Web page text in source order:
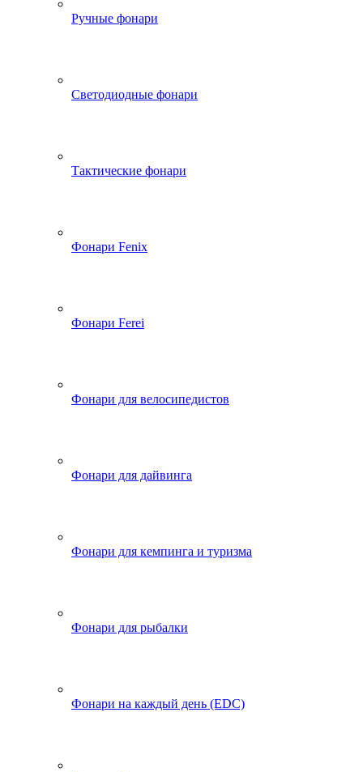
Ручные фонари
Светодиодные фонари
Тактические фонари
Фонари Fenix
Фонари Ferei
Фонари для велосипедистов
Фонари для дайвинга
Фонари для кемпинга и туризма
Фонари для рыбалки
Фонари на каждый день (EDC)